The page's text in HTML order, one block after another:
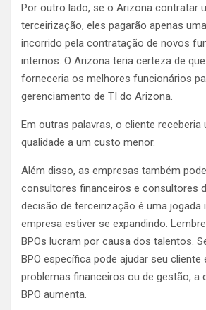
Por outro lado, se o Arizona contratar
terceirização, eles pagarão apenas
incorrido pela contratação de novos
internos. O Arizona teria certeza de
forneceria os melhores funcionários
gerenciamento de TI do Arizona.
Em outras palavras, o cliente
qualidade a um custo menor.
Além disso, as empresas também
consultores financeiros e consultores
decisão de terceirização é uma jogada
empresa estiver se expandindo.
BPOs lucram por causa dos talentos.
BPO específica pode ajudar seu
problemas financeiros ou de gestão, a
BPO aumenta.